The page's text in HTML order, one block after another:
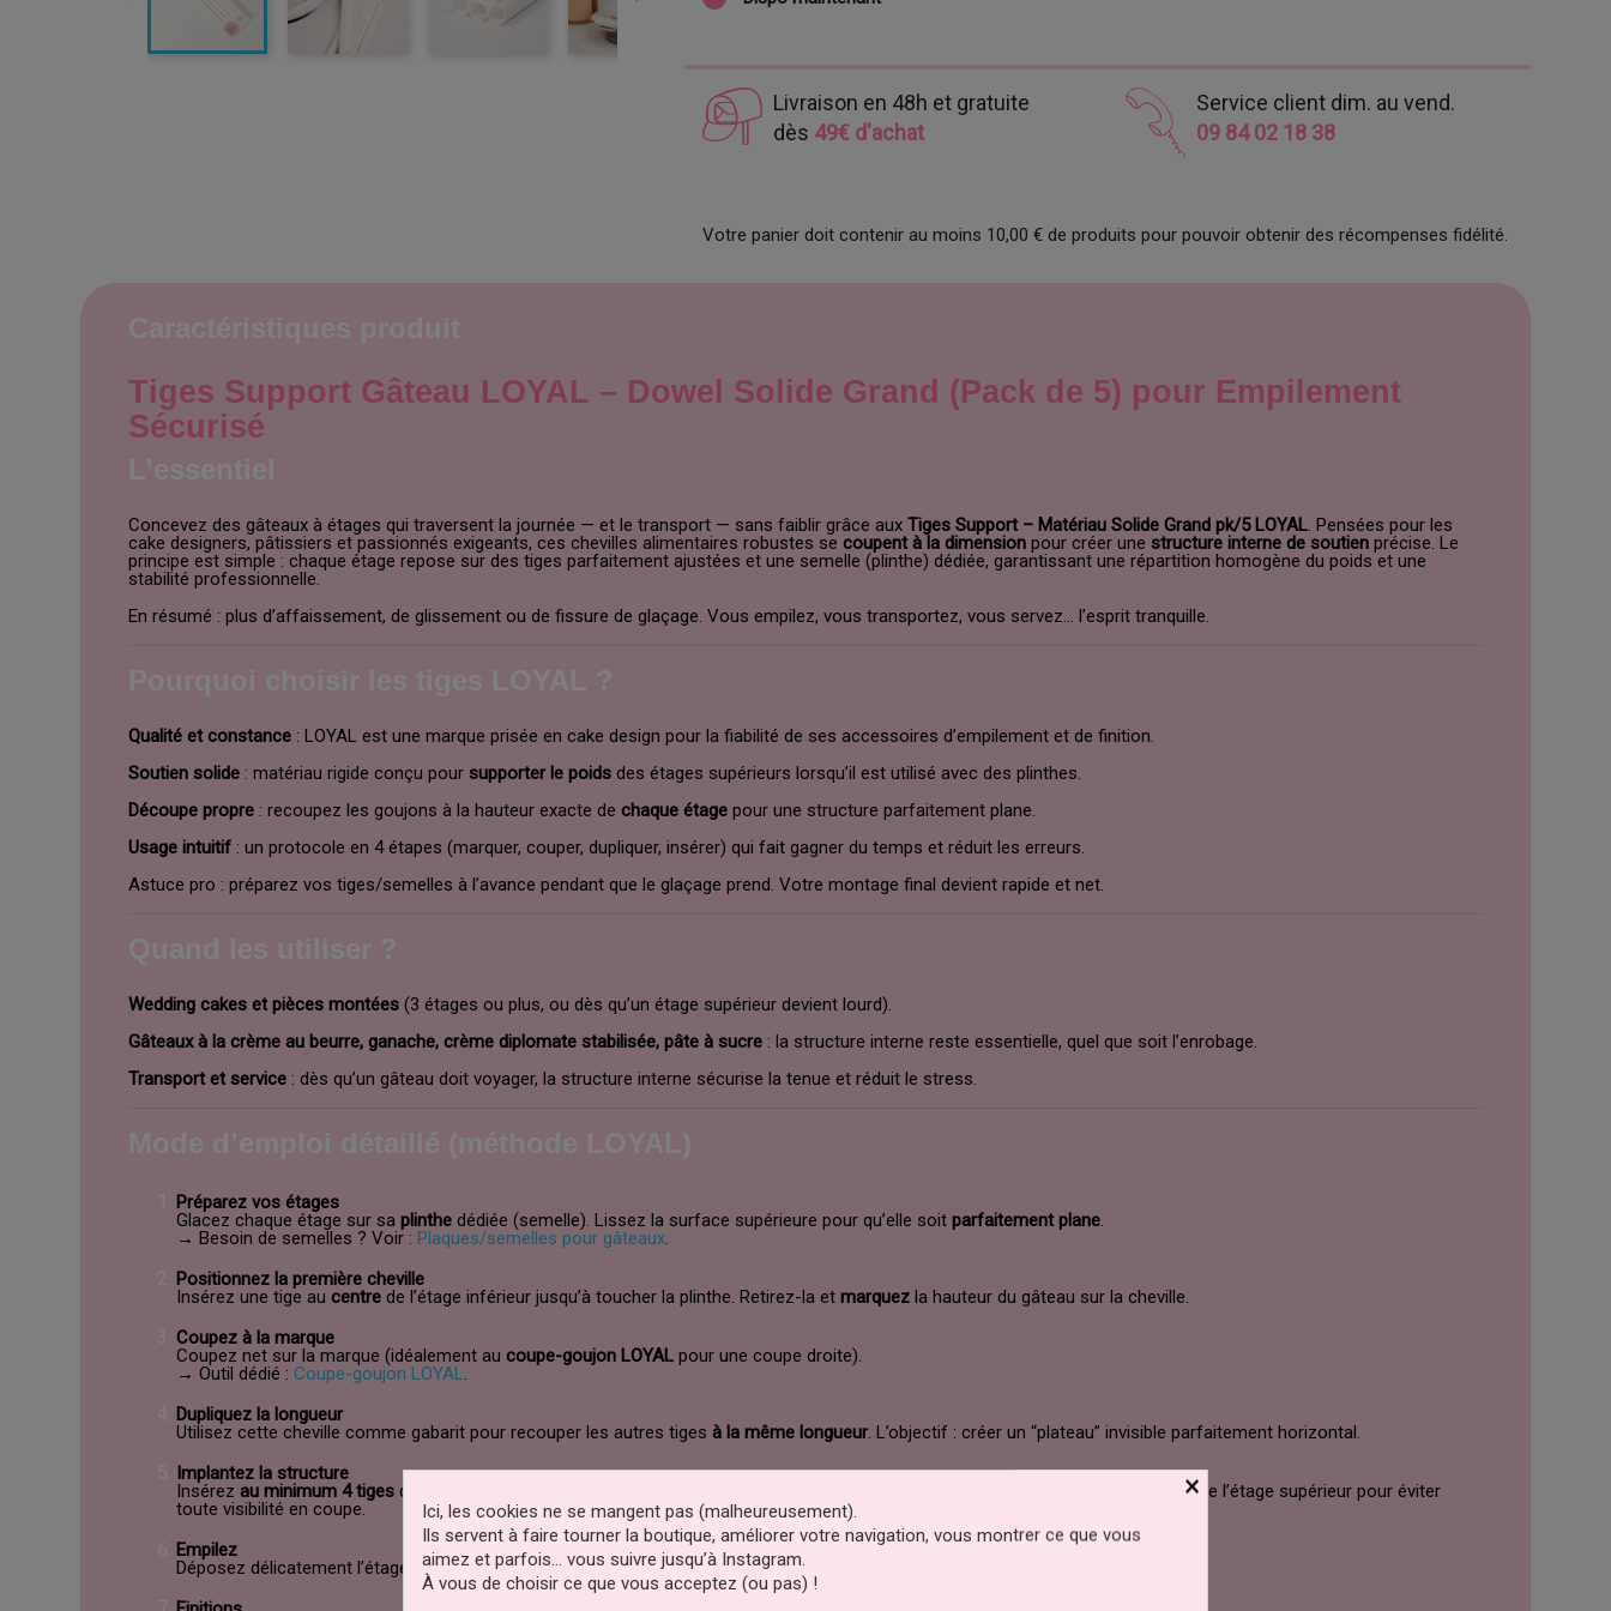
Livraison en 48h et gratuite
dès 49€ d'achat
Service client dim. au vend.
09 84 02 18 38
Votre panier doit contenir au moins 10,00 € de produits pour pouvoir obtenir des récompenses fidélité.
Tiges Support Gâteau LOYAL – Dowel Solide Grand (Pack de 5) pour Empilement
Sécurisé
Concevez des gâteaux à étages qui traversent la journée — et le transport — sans faiblir grâce auxTiges Support – Matériau Solide Grand pk/5 LOYAL. Pensées pour les
cake designers, pâtissiers et passionnés exigeants, ces chevilles alimentaires robustes secoupent à la dimension pour créer unestructure interne de soutien précise. Le
principe est simple : chaque étage repose sur des tiges parfaitement ajustées et une semelle (plinthe) dédiée, garantissant une répartition homogène du poids et une
stabilité professionnelle.
En résumé : plus d’affaissement, de glissement ou de fissure de glaçage. Vous empilez, vous transportez, vous servez… l’esprit tranquille.
Qualité et constance : LOYAL est une marque prisée en cake design pour la fiabilité de ses accessoires d’empilement et de finition.
Soutien solide : matériau rigide conçu poursupporter le poids des étages supérieurs lorsqu’il est utilisé avec des plinthes.
Découpe propre : recoupez les goujons à la hauteur exacte dechaque étage pour une structure parfaitement plane.
Usage intuitif : un protocole en 4 étapes (marquer, couper, dupliquer, insérer) qui fait gagner du temps et réduit les erreurs.
Astuce pro : préparez vos tiges/semelles à l’avance pendant que le glaçage prend. Votre montage final devient rapide et net.
Wedding cakes et pièces montées (3 étages ou plus, ou dès qu’un étage supérieur devient lourd).
Gâteaux à la crème au beurre, ganache, crème diplomate stabilisée, pâte à sucre : la structure interne reste essentielle, quel que soit l’enrobage.
Transport et service : dès qu’un gâteau doit voyager, la structure interne sécurise la tenue et réduit le stress.
Préparez vos étages
Glacez chaque étage sur saplinthe dédiée (semelle). Lissez la surface supérieure pour qu’elle soitparfaitement plane.
→ Besoin de semelles ? Voir :Plaques/semelles pour gâteaux.
Positionnez la première cheville
Insérez une tige aucentre de l’étage inférieur jusqu’à toucher la plinthe. Retirez-la etmarquez la hauteur du gâteau sur la cheville.
Coupez à la marque
Coupez net sur la marque (idéalement aucoupe-goujon LOYAL pour une coupe droite).
→ Outil dédié :Coupe-goujon LOYAL.
Dupliquez la longueur
Utilisez cette cheville comme gabarit pour recouper les autres tigesà la même longueur. L’objectif : créer un “plateau” invisible parfaitement horizontal.
Implantez la structure
Insérezau minimum 4 tiges dans l’étage, à l’intérieur du périmètrede l’étage supérieur pour éviter
toute visibilité en coupe.
Empilez
Déposez délicatement l’étage supérieur (sur sa plinthe) sur les tiges. Répétezle processus pour chaque étage supplémentaire.
×
Ici, les cookies ne se mangent pas (malheureusement).
Ils servent à faire tourner la boutique, améliorer votre navigation, vous montrer ce que vous
aimez et parfois… vous suivre jusqu’à Instagram.
À vous de choisir ce que vous acceptez (ou pas) !